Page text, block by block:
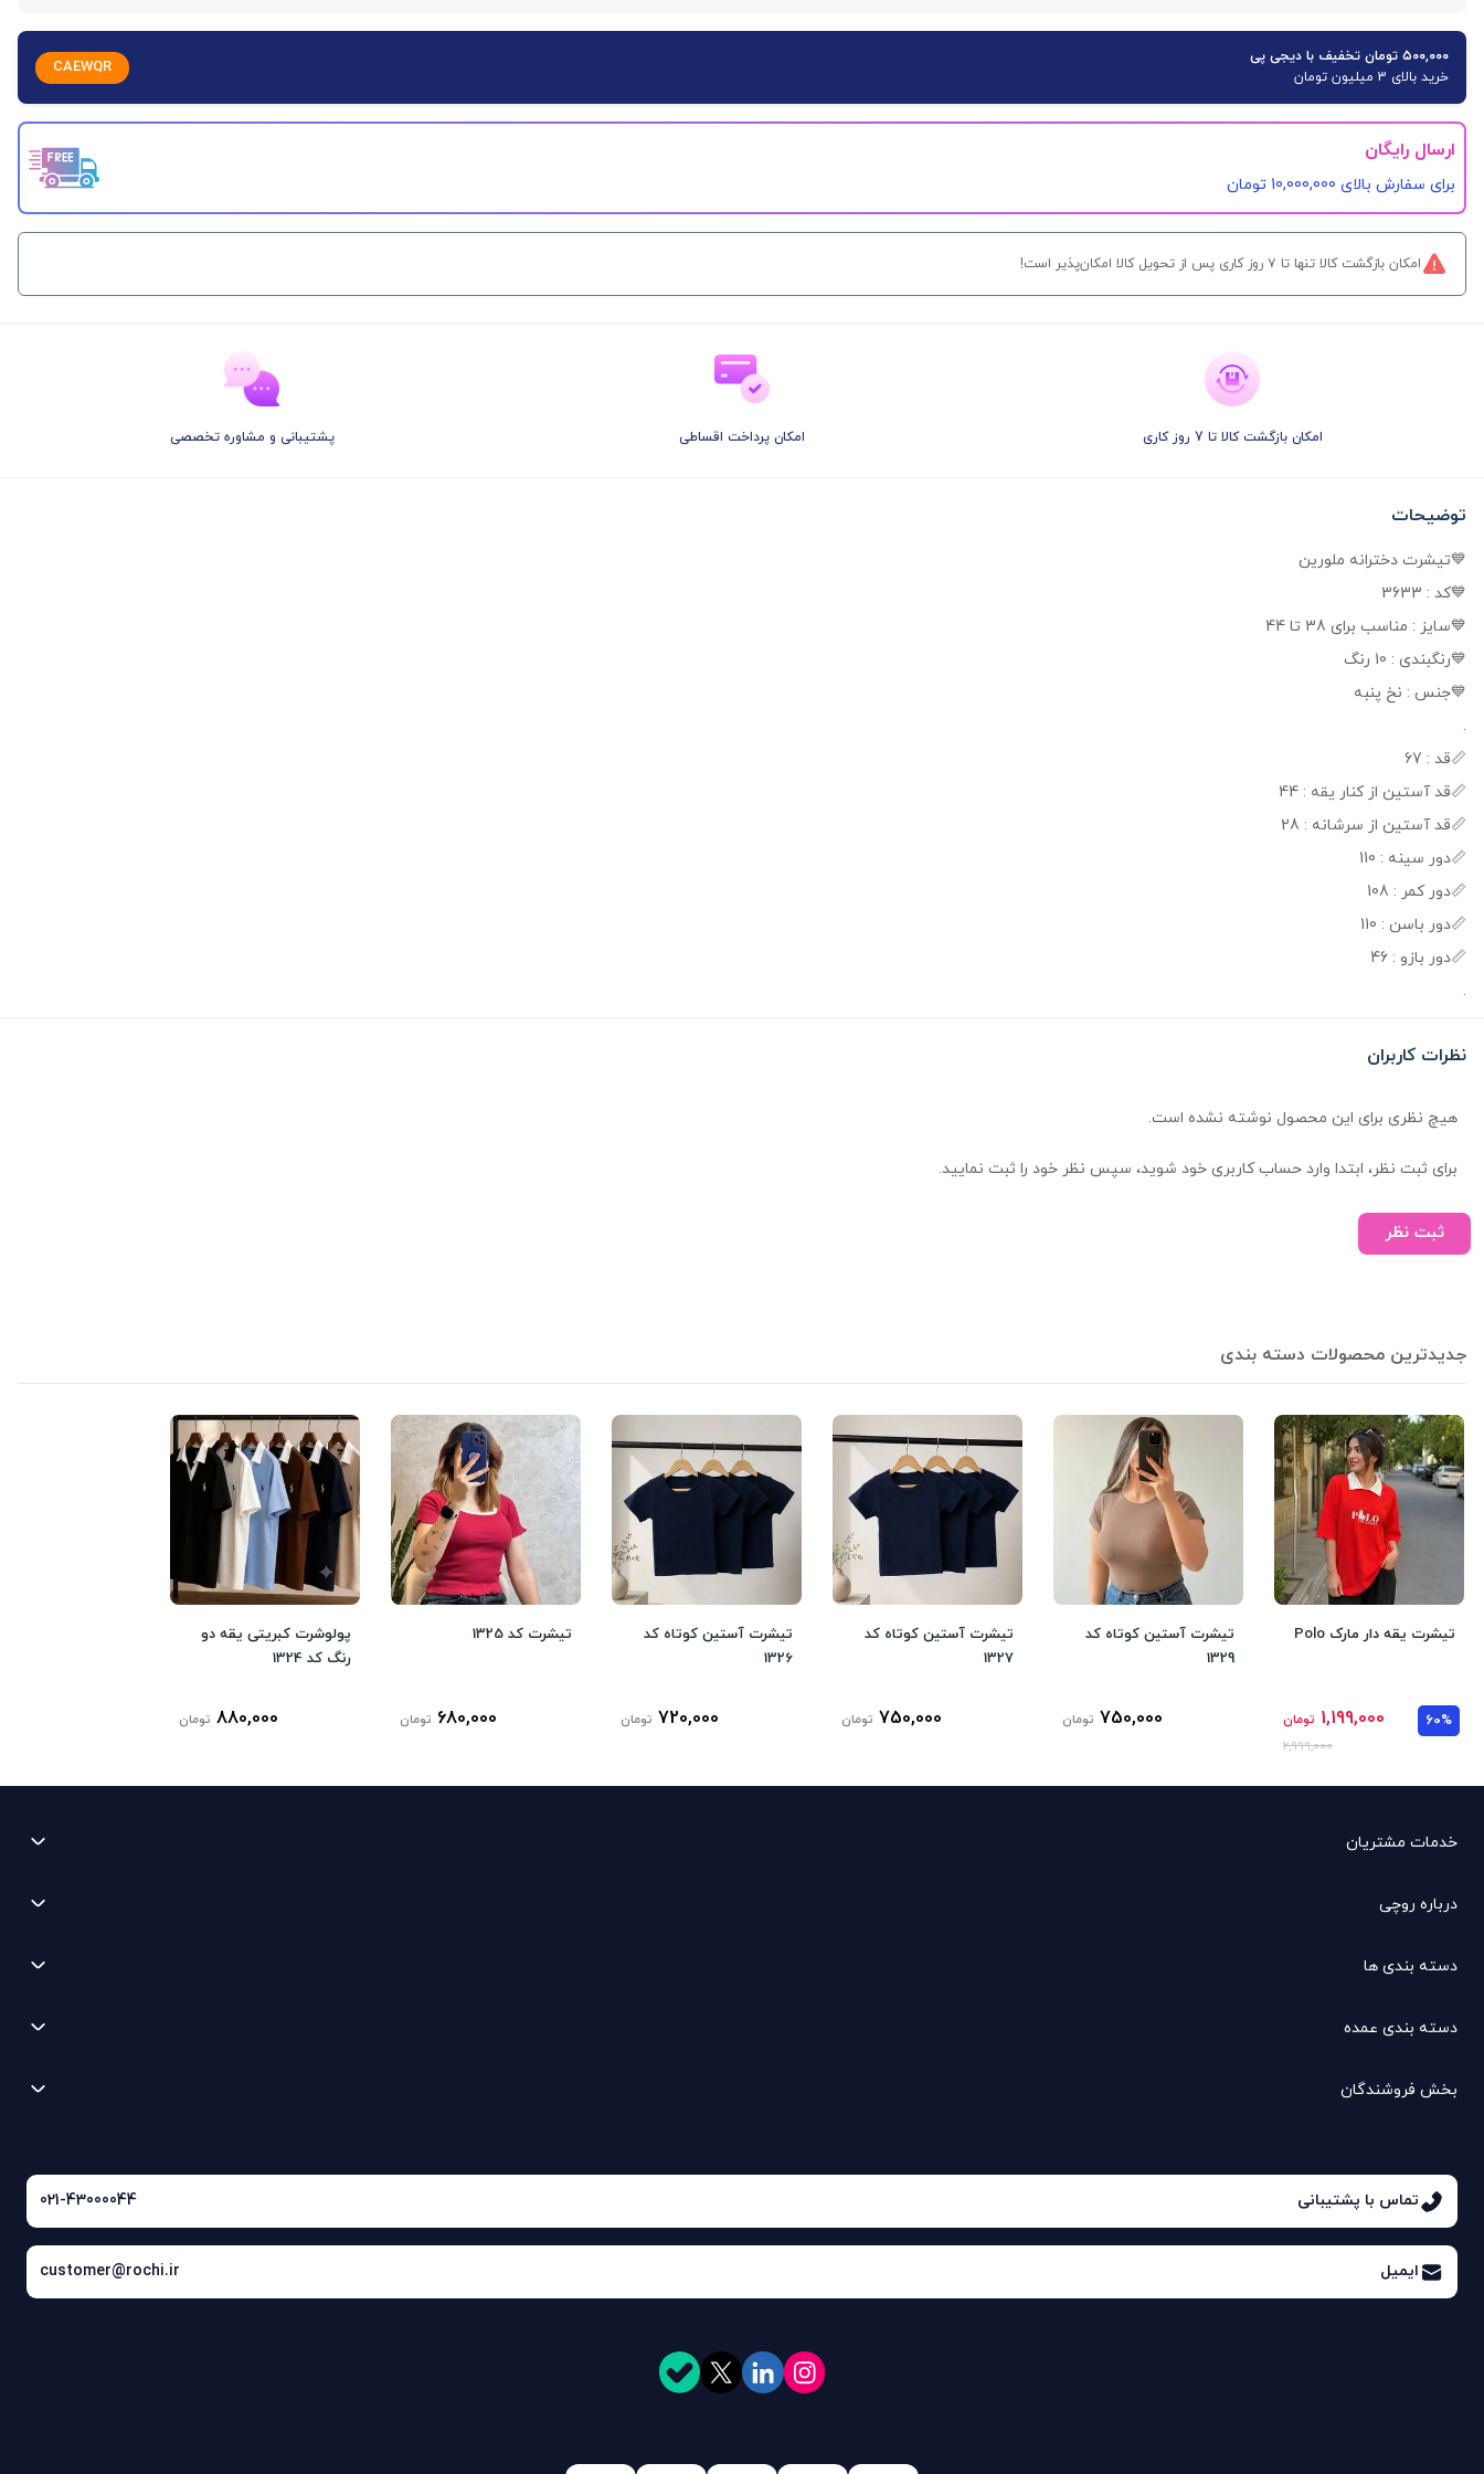
۵۰۰,۰۰۰ تومان تخفیف با دیجی پی
خرید بالای 3 میلیون تومان
CAEWQR
ارسال رایگان
برای سفارش‌ بالای 10,000,000 تومان
امکان بازگشت کالا تنها تا ۷ روز کاری پس از تحویل کالا امکان‌پذیر است!
امکان بازگشت کالا تا 7 روز کاری امکان پرداخت اقساطی پشتیبانی و مشاوره تخصصی
توضیحات
💙تیشرت دخترانه ملورین
💙کد : 3633
💙سایز : مناسب برای 38 تا 44
💙رنگبندی : 10 رنگ
💙جنس : نخ پنبه
.
📏قد : 67
📏قد آستین از کنار یقه : 44
📏قد آستین از سرشانه : 28
📏دور سینه : 110
📏دور کمر : 108
📏دور باسن : 110
📏دور بازو : 46
.
نظرات کاربران
هیچ نظری برای این محصول نوشته نشده است.
برای ثبت نظر، ابتدا وارد حساب کاربری خود شوید، سپس نظر خود را ثبت نمایید.
ثبت نظر
جدیدترین محصولات دسته بندی
تیشرت یقه دار مارک Polo
60%
1,199,000 تومان
2,999,000
تیشرت آستین کوتاه کد
1329
750,000 تومان
تیشرت آستین کوتاه کد
1327
750,000 تومان
تیشرت آستین کوتاه کد
1326
720,000 تومان
تیشرت کد 1325
680,000 تومان
پولوشرت کبریتی یقه دو
رنگ کد 1324
880,000 تومان
خدمات مشتریان
درباره روچی
دسته بندی ها
دسته بندی عمده
بخش فروشندگان
تماس با پشتیبانی 021-43000044
ایمیل customer@rochi.ir